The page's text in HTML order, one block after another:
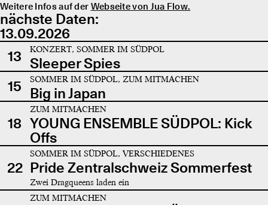
Weitere Infos auf der Webseite von Jua Flow.
nächste Daten:
13.09.2026
13
KONZERT, SOMMER IM SÜDPOL
Sleeper Spies
15
SOMMER IM SÜDPOL, ZUM MITMACHEN
Big in Japan
18
ZUM MITMACHEN
YOUNG ENSEMBLE SÜDPOL: Kick
Offs
22
SOMMER IM SÜDPOL, VERSCHIEDENES
Pride Zentralschweiz Sommerfest
Zwei Dragqueens laden ein
ZUM MITMACHEN